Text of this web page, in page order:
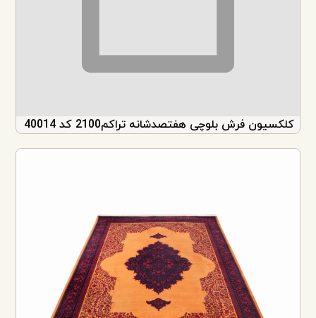
کلکسیون فرش بلوچی هفتصدشانه تراکم2100 کد 40014